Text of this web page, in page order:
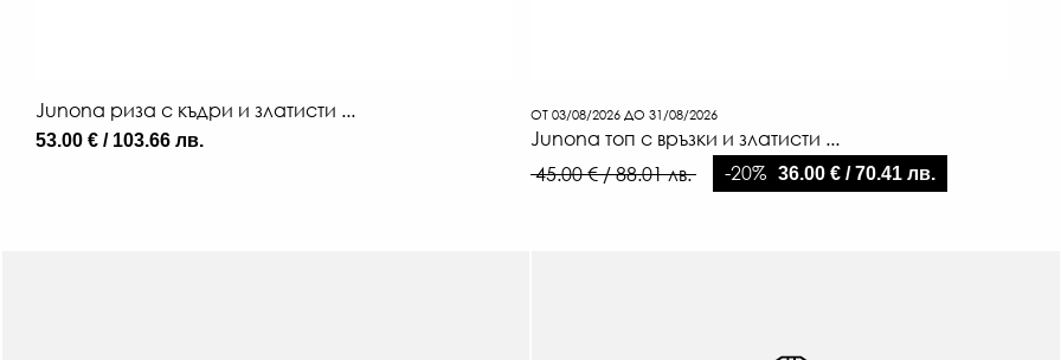
Junona риза с къдри и златисти ...
53.00 € / 103.66 лв.
ОТ 03/08/2026 ДО 31/08/2026
Junona топ с връзки и златисти ...
45.00 € / 88.01 лв.
-20% 36.00 € / 70.41 лв.